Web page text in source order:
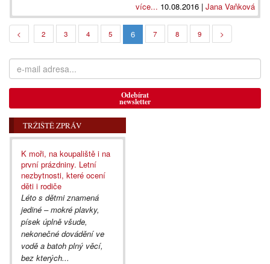
více... 10.08.2016 | Jana Vaňková
< 2 3 4 5 6 7 8 9 >
Odebírat
newsletter
TRŽIŠTĚ ZPRÁV
K moři, na koupaliště i na
první prázdniny. Letní
nezbytnosti, které ocení
děti i rodiče
Léto s dětmi znamená
jediné – mokré plavky,
písek úplně všude,
nekonečné dovádění ve
vodě a batoh plný věcí,
bez kterých...